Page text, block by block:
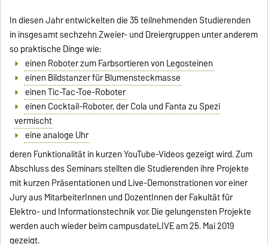
In diesen Jahr entwickelten die 35 teilnehmenden Studierenden
in insgesamt sechzehn Zweier- und Dreiergruppen unter anderem
so praktische Dinge wie:
einen Roboter zum Farbsortieren von Legosteinen
einen Bildstanzer für Blumensteckmasse
einen Tic-Tac-Toe-Roboter
einen Cocktail-Roboter, der Cola und Fanta zu Spezi
vermischt
eine analoge Uhr
deren Funktionalität in kurzen YouTube-Videos gezeigt wird. Zum
Abschluss des Seminars stellten die Studierenden ihre Projekte
mit kurzen Präsentationen und Live-Demonstrationen vor einer
Jury aus MitarbeiterInnen und DozentInnen der Fakultät für
Elektro- und Informationstechnik vor. Die gelungensten Projekte
werden auch wieder beim campusdateLIVE am 25. Mai 2019
gezeigt.